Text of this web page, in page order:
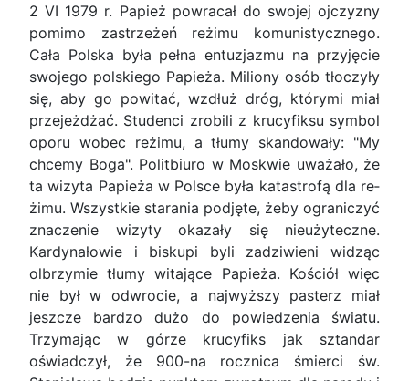
2 VI 1979 r. Papież powracał do swojej ojczy­zny
pomimo zastrzeżeń reżimu komunistycznego.
Cała Polska była pełna entuzjazmu na przyjęcie
swojego polskiego Papieża. Miliony osób tłoczyły
się, aby go powitać, wzdłuż dróg, którymi miał
przejeżdżać. Studenci zrobili z krucyfiksu symbol
oporu wobec reżimu, a tłumy skandowały: "My
chcemy Boga". Politbiuro w Moskwie uważało, że
ta wizyta Papieża w Polsce była katastrofą dla re­
żimu. Wszystkie starania podjęte, żeby ograniczyć
znaczenie wizyty okazały się nieużyteczne.
Kardy­nałowie i biskupi byli zadziwieni widząc
olbrzymie tłumy witające Papieża. Kościół więc
nie był w od­wrocie, a najwyższy pasterz miał
jeszcze bardzo dużo do powiedzenia światu.
Trzymając w górze krucyfiks jak sztandar
oświadczył, że 900-na rocz­nica śmierci św.